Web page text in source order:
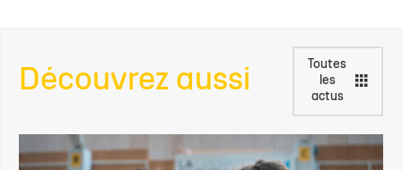
Découvrez aussi
Toutes
les
actus